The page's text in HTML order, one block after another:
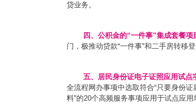
贷业务。
四、公积金的“一件事”集成套餐项
门，极推动贷款“一件事”和二手房转移登
五、居民身份证电子证照应用试点
全流程网办事项中选取符合“只要身份
料”的20个高频服务事项应用于试点应用